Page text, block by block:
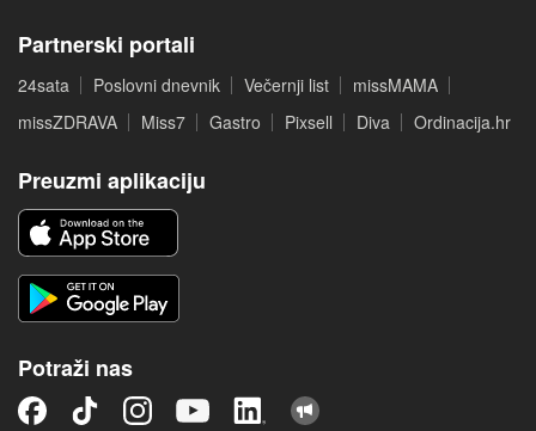
Partnerski portali
24sata Poslovni dnevnik Večernji list
missMAMA
missZDRAVA
Miss7 Gastro Pixsell Diva Ordinacija.hr
Preuzmi aplikaciju
Potraži nas